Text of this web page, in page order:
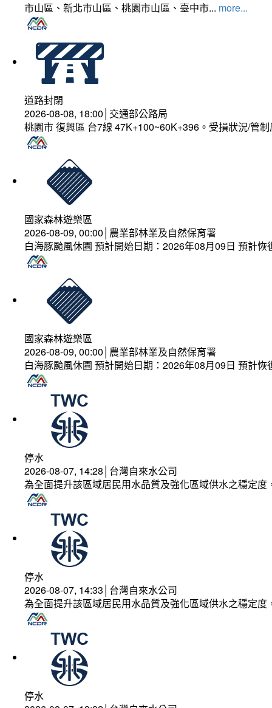
市山區、新北市山區、桃園市山區、臺中市... more...
道路封閉
2026-08-08, 18:00│交通部公路局
桃園市 復興區 台7線 47K+100~60K+396。受損狀況/管
國家森林遊樂區
2026-08-09, 00:00│農業部林業及自然保育署
白海豚颱風休園 預計開始日期：2026年08月09日 預計
國家森林遊樂區
2026-08-09, 00:00│農業部林業及自然保育署
白海豚颱風休園 預計開始日期：2026年08月09日 預計
停水
2026-08-07, 14:28│台灣自來水公司
為全面提升該區域居民用水品質及強化區域供水之穩定
停水
2026-08-07, 14:33│台灣自來水公司
為全面提升該區域居民用水品質及強化區域供水之穩定
停水